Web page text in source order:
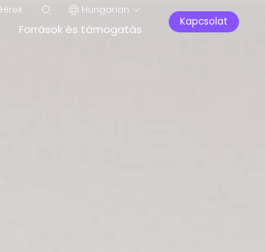
Hírek Hungarian
Források és támogatás
Kapcsolat